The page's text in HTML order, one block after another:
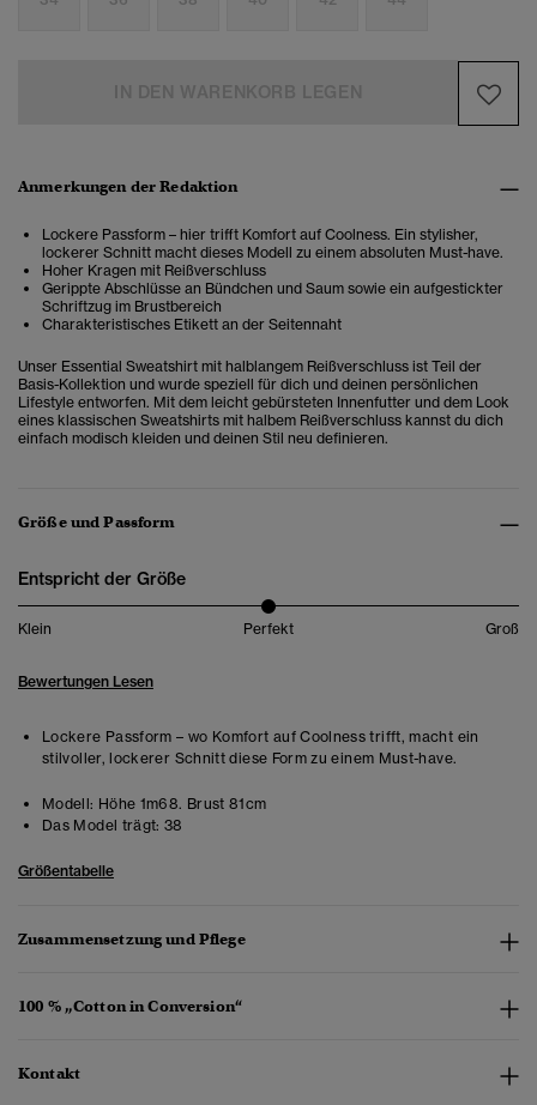
Anmerkungen der Redaktion
Lockere Passform – hier trifft Komfort auf Coolness. Ein stylisher,
lockerer Schnitt macht dieses Modell zu einem absoluten Must-have.
Hoher Kragen mit Reißverschluss
Gerippte Abschlüsse an Bündchen und Saum sowie ein aufgestickter
Schriftzug im Brustbereich
Charakteristisches Etikett an der Seitennaht
Unser Essential Sweatshirt mit halblangem Reißverschluss ist Teil der
Basis-Kollektion und wurde speziell für dich und deinen persönlichen
Lifestyle entworfen. Mit dem leicht gebürsteten Innenfutter und dem Look
eines klassischen Sweatshirts mit halbem Reißverschluss kannst du dich
einfach modisch kleiden und deinen Stil neu definieren.
Größe und Passform
Entspricht der Größe
Klein Perfekt Groß
Bewertungen Lesen
Lockere Passform – wo Komfort auf Coolness trifft, macht ein
stilvoller, lockerer Schnitt diese Form zu einem Must-have.
Modell: Höhe 1m68. Brust 81cm
Das Model trägt: 38
Größentabelle
Zusammensetzung und Pflege
100 % „Cotton in Conversion“
Kontakt